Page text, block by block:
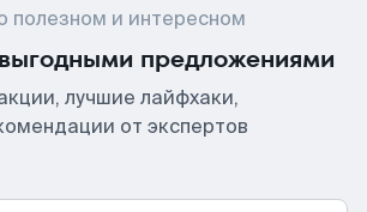
полезном и интересном
предложениями
лучшие лайфхаки,
от экспертов